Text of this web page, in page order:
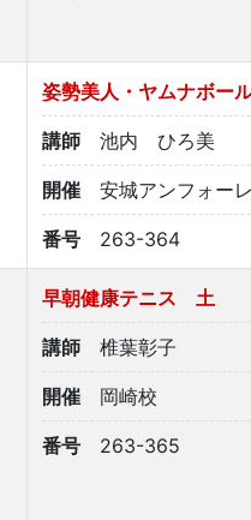
姿勢美人・ヤムナボー
講師 池内 ひろ美
開催 安城アンフォー
番号 263-364
早朝健康テニス 土
講師 椎葉彰子
開催 岡崎校
番号 263-365